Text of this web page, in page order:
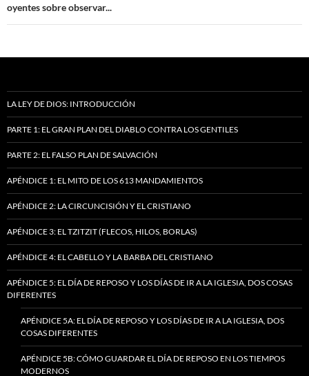
oyentes sobre observar...
LA LEY DE DIOS: INTRODUCCIÓN
PARTE 1: EL GRAN PLAN DEL DIABLO CONTRA LOS GENTILES
PARTE 2: EL FALSO PLAN DE SALVACIÓN
APÉNDICE 1: EL MITO DE LOS 613 MANDAMIENTOS
APÉNDICE 2: LA CIRCUNCISIÓN Y EL CRISTIANO
APÉNDICE 3: EL TZITZIT (FLECOS, HILOS, BORLAS)
APÉNDICE 4: EL CABELLO Y LA BARBA DEL CRISTIANO
APÉNDICE 5: EL DÍA DE REPOSO Y LOS DÍAS DE IR A LA IGLESIA, DOS COSAS
DIFERENTES
APÉNDICE 5A: EL DÍA DE REPOSO Y LOS DÍAS DE IR A LA IGLESIA, DOS
COSAS DIFERENTES
APÉNDICE 5B: CÓMO GUARDAR EL DÍA DE REPOSO EN LOS TIEMPOS
MODERNOS